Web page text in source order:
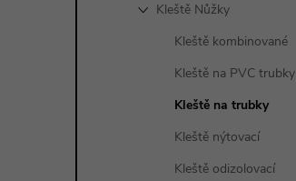
Kleště Nůžky
Kleště kombinované
Kleště na PVC trubky
Kleště na trubky
Kleště nýtovací
Kleště odizolovací